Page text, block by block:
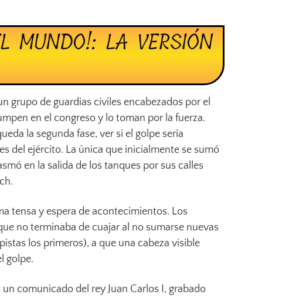
MUNDO!: LA VERSIÓN
grupo de guardias civiles encabezados por el
en el congreso y lo toman por la fuerza.
la segunda fase, ver si el golpe sería
del ejército. La única que inicialmente se sumó
en la salida de los tanques por sus calles
tensa y espera de acontecimientos. Los
no terminaba de cuajar al no sumarse nuevas
los primeros), a que una cabeza visible
golpe.
un comunicado del rey Juan Carlos I, grabado